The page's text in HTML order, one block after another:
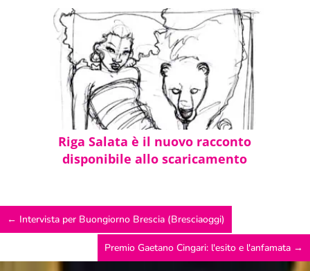
Riga Salata è il nuovo racconto
disponibile allo scaricamento
← Intervista per Buongiorno Brescia (Bresciaoggi)
Premio Gaetano Cingari: l'esito e l'anfamata →